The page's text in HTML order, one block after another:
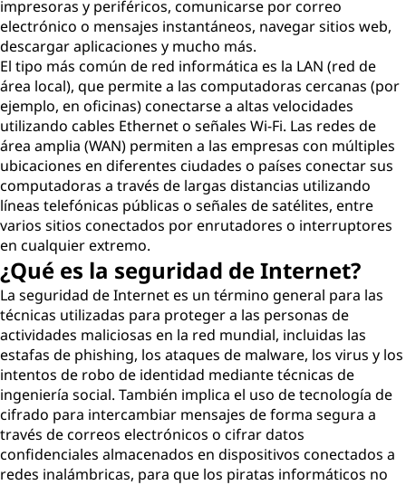
impresoras y periféricos, comunicarse por correo
electrónico o mensajes instantáneos, navegar sitios web,
descargar aplicaciones y mucho más.
El tipo más común de red informática es la LAN (red de
área local), que permite a las computadoras cercanas (por
ejemplo, en oficinas) conectarse a altas velocidades
utilizando cables Ethernet o señales Wi-Fi. Las redes de
área amplia (WAN) permiten a las empresas con múltiples
ubicaciones en diferentes ciudades o países conectar sus
computadoras a través de largas distancias utilizando
líneas telefónicas públicas o señales de satélites, entre
varios sitios conectados por enrutadores o interruptores
en cualquier extremo.
¿Qué es la seguridad de Internet?
La seguridad de Internet es un término general para las
técnicas utilizadas para proteger a las personas de
actividades maliciosas en la red mundial, incluidas las
estafas de phishing, los ataques de malware, los virus y los
intentos de robo de identidad mediante técnicas de
ingeniería social. También implica el uso de tecnología de
cifrado para intercambiar mensajes de forma segura a
través de correos electrónicos o cifrar datos
confidenciales almacenados en dispositivos conectados a
redes inalámbricas, para que los piratas informáticos no